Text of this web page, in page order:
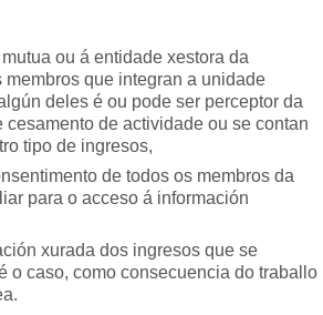
ou á entidade xestora da
membros que integran a unidade
deles é ou pode ser perceptor da
cesamento de actividade ou se contan
tipo de ingresos,
de todos os membros da
para o acceso á información
xurada dos ingresos que se
o caso, como consecuencia do traballo